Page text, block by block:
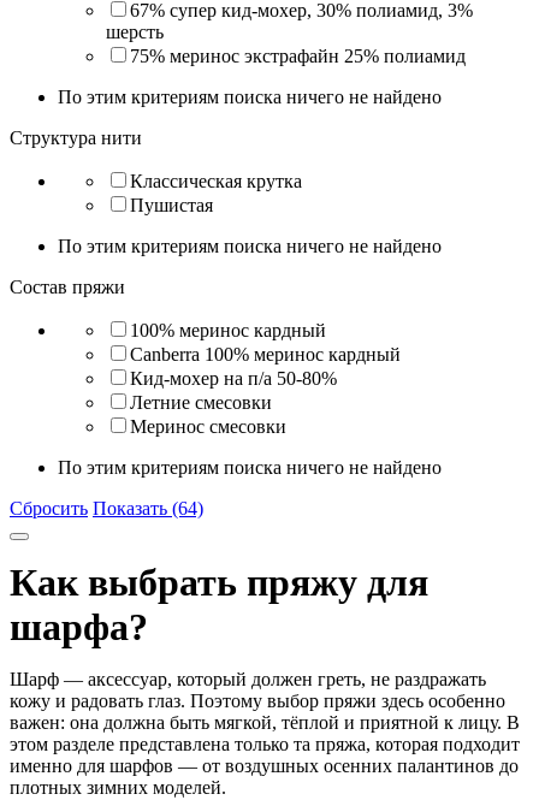
67% супер кид-мохер, 30% полиамид, 3%
шерсть
75% меринос экстрафайн 25% полиамид
По этим критериям поиска ничего не найдено
Структура нити
Классическая крутка
Пушистая
По этим критериям поиска ничего не найдено
Состав пряжи
100% меринос кардный
Canberra 100% меринос кардный
Кид-мохер на п/а 50-80%
Летние смесовки
Меринос смесовки
По этим критериям поиска ничего не найдено
Сбросить Показать (64)
Как выбрать пряжу для
шарфа?
Шарф — аксессуар, который должен греть, не раздражать
кожу и радовать глаз. Поэтому выбор пряжи здесь особенно
важен: она должна быть мягкой, тёплой и приятной к лицу. В
этом разделе представлена только та пряжа, которая подходит
именно для шарфов — от воздушных осенних палантинов до
плотных зимних моделей.